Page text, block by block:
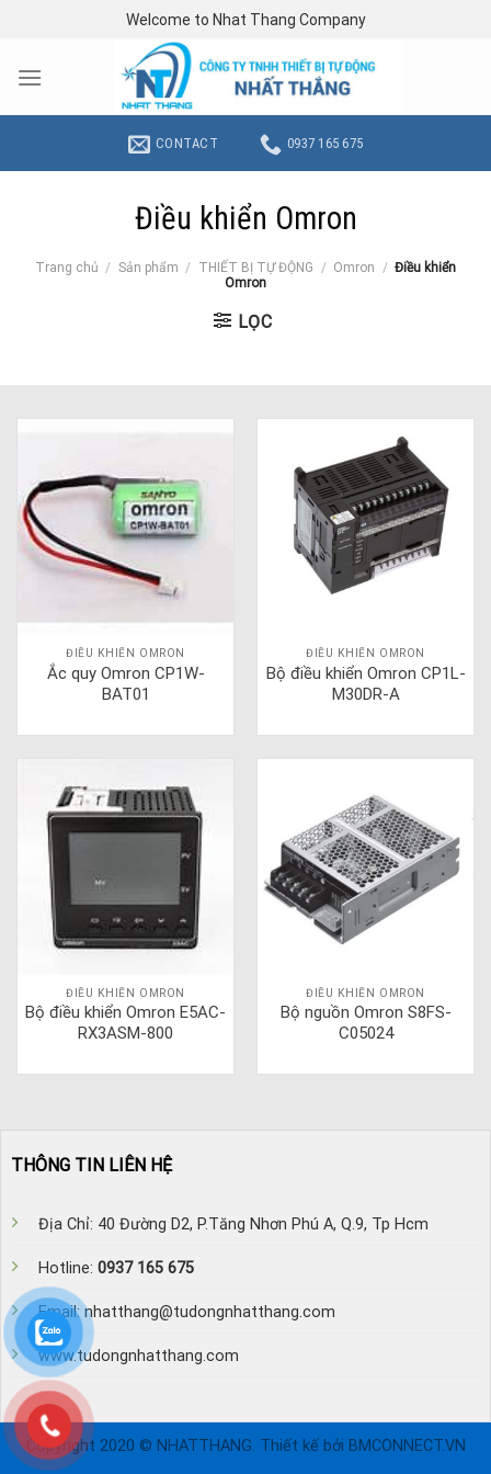
content
Welcome to Nhat Thang Company
CONTACT 0937 165 675
Điều khiển Omron
Trang chủ / Sản phẩm / THIẾT BỊ TỰ ĐỘNG / Omron / Điều khiển
Omron
LỌC
ĐIỀU KHIỂN OMRON
Ắc quy Omron CP1W-
BAT01
ĐIỀU KHIỂN OMRON
Bộ điều khiển Omron CP1L-
M30DR-A
ĐIỀU KHIỂN OMRON
Bộ điều khiển Omron E5AC-
RX3ASM-800
ĐIỀU KHIỂN OMRON
Bộ nguồn Omron S8FS-
C05024
THÔNG TIN LIÊN HỆ
Địa Chỉ: 40 Đường D2, P.Tăng Nhơn Phú A, Q.9, Tp Hcm
Hotline: 0937 165 675
Email: nhatthang@tudongnhatthang.com
www.tudongnhatthang.com
Copyright 2020 © NHATTHANG. Thiết kế bởi BMCONNECT.VN